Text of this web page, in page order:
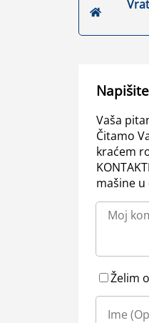
Vaša
Čitamo
kraćem
mašine u
Želim